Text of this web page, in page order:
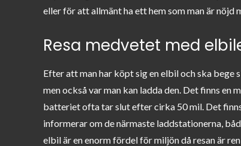
eller för att allmänt ha ett hem som man är nöjd
Resa medvetet med
Efter att man har köpt sig en elbil och ska bege
men också var man kan ladda den. Det finns en
batteriet ofta tar slut efter cirka 50 mil. Det
informerar om de närmaste laddstationerna,
elbil är en enorm fördel för miljön då resan är